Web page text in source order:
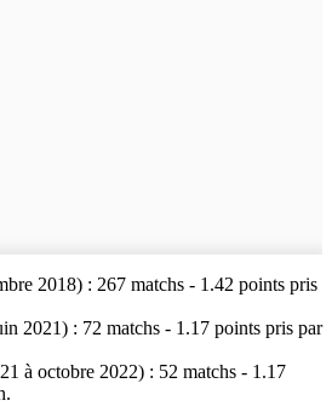
2018) : 267 matchs - 1.42 points pris
2021) : 72 matchs - 1.17 points pris par
à octobre 2022) : 52 matchs - 1.17